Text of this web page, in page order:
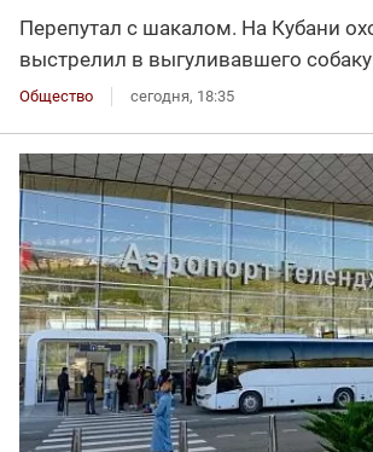
Перепутал с шакалом. На Кубани
выстрелил в выгуливавшего
Общество сегодня, 18:35